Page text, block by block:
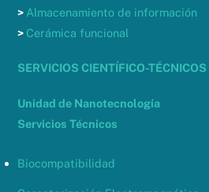
> Almacenamiento de información
> Cerámica funcional
SERVICIOS CIENTÍFICO-TÉCNICOS
Unidad de Nanotecnología
Servicios Técnicos
Biocompatibilidad